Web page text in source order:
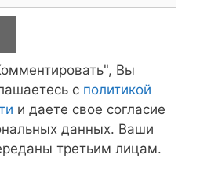
Вы
с политикой
и даете свое согласие
данных. Ваши
третьим лицам.